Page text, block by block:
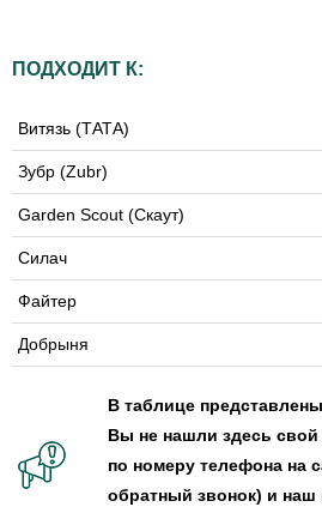
ПОДХОДИТ К:
Витязь (ТАТА)
Зубр (Zubr)
Garden Scout (Скаут)
Силач
Файтер
Добрыня
В таблице
Вы не нашли здесь свой
по номеру телефона на
обратный звонок) и наш